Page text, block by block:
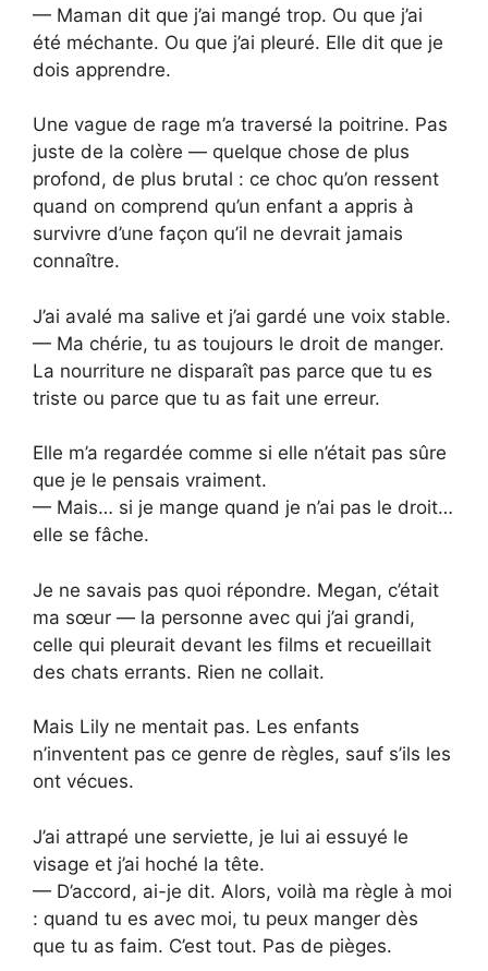
— Maman dit que j’ai mangé trop. Ou que j’ai
été méchante. Ou que j’ai pleuré. Elle dit que je
dois apprendre.
Une vague de rage m’a traversé la poitrine. Pas
juste de la colère — quelque chose de plus
profond, de plus brutal : ce choc qu’on ressent
quand on comprend qu’un enfant a appris à
survivre d’une façon qu’il ne devrait jamais
connaître.
J’ai avalé ma salive et j’ai gardé une voix stable.
— Ma chérie, tu as toujours le droit de manger.
La nourriture ne disparaît pas parce que tu es
triste ou parce que tu as fait une erreur.
Elle m’a regardée comme si elle n’était pas sûre
que je le pensais vraiment.
— Mais… si je mange quand je n’ai pas le droit…
elle se fâche.
Je ne savais pas quoi répondre. Megan, c’était
ma sœur — la personne avec qui j’ai grandi,
celle qui pleurait devant les films et recueillait
des chats errants. Rien ne collait.
Mais Lily ne mentait pas. Les enfants
n’inventent pas ce genre de règles, sauf s’ils les
ont vécues.
J’ai attrapé une serviette, je lui ai essuyé le
visage et j’ai hoché la tête.
— D’accord, ai-je dit. Alors, voilà ma règle à moi
: quand tu es avec moi, tu peux manger dès
que tu as faim. C’est tout. Pas de pièges.